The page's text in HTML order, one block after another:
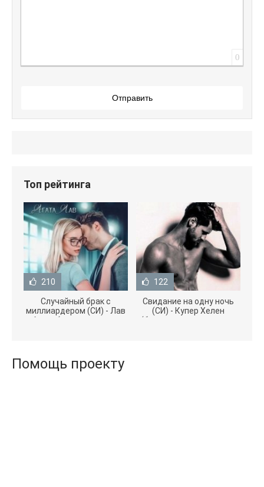
0
Отправить
Топ рейтинга
210
Случайный брак с
миллиардером (СИ) - Лав
Агата (полная версия
122
Свидание на одну ночь
(СИ) - Купер Хелен
(бесплатные серии книг
Помощь проекту